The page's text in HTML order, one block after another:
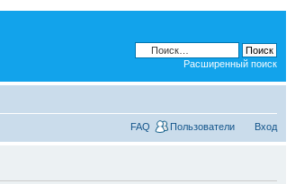
Расширенный поиск
FAQ Пользователи Вход